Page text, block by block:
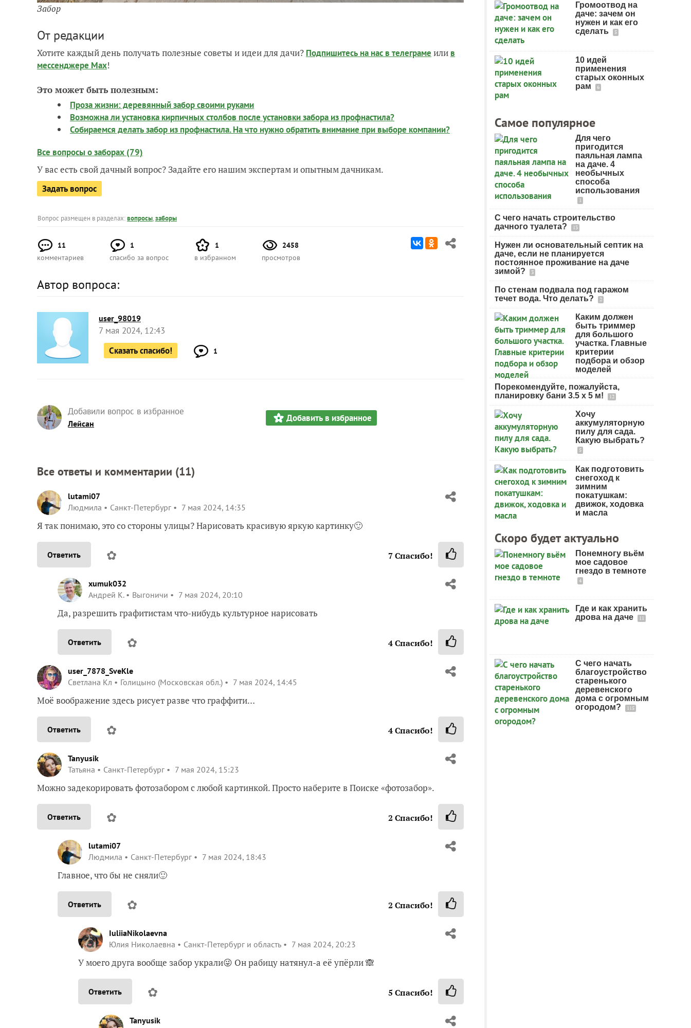
Забор
От редакции
Хотите каждый день получать полезные советы и идеи для дачи? Подпишитесь на нас в телеграме или в
мессенджере Max!
Это может быть полезным:
Проза жизни: деревянный забор своими руками
Возможна ли установка кирпичных столбов после установки забора из профнастила?
Собираемся делать забор из профнастила. На что нужно обратить внимание при выборе компании?
Все вопросы о заборах (79)
У вас есть свой дачный вопрос? Задайте его нашим экспертам и опытным дачникам.
Задать вопрос
Вопрос размещен в разделах:вопросы,заборы
11
комментариев
1
спасибо за вопрос
1
в избранном
2458
просмотров
Автор вопроса:
user_98019
7 мая 2024, 12:43
Сказать спасибо!
1
Добавили вопрос в избранное
Лейсан Добавить в избранное
Все ответы и комментарии (11)
lutami07
Людмила
Санкт-Петербург 7 мая 2024, 14:35
Я так понимаю, это со стороны улицы? Нарисовать красивую яркую картинку🙂
Ответить ✿ 7Спасибо!
xumuk032
Андрей К.
Выгоничи 7 мая 2024, 20:10
Да, разрешить графитистам что-нибудь культурное нарисовать
Ответить ✿ 4Спасибо!
user_7878_SveKle
Светлана Кл
Голицыно (Московская обл.) 7 мая 2024, 14:45
Моё воображение здесь рисует разве что граффити…
Ответить ✿ 4Спасибо!
Tanyusik
Татьяна
Санкт-Петербург 7 мая 2024, 15:23
Можно задекорировать фотозабором с любой картинкой. Просто наберите в Поиске «фотозабор».
Ответить ✿ 2 Спасибо!
lutami07
Людмила
Санкт-Петербург 7 мая 2024, 18:43
Главное, что бы не сняли🙂
Ответить ✿ 2 Спасибо!
IuliiaNikolaevna
Юлия Николаевна
Санкт-Петербург и область 7 мая 2024, 20:23
У моего друга вообще забор украли😜 Он рабицу натянул-а её упёрли 🙈
Ответить ✿ 5 Спасибо!
Tanyusik
Громоотвод на
даче: зачем он
нужен и как его
сделать
5
10 идей
применения
старых оконных
рам
6
Самое популярное
Для чего
пригодится
паяльная лампа
на даче. 4
необычных
способа
использования
1
С чего начать строительство
дачного туалета?
13
Нужен ли основательный септик на
даче, если не планируется
постоянное проживание на даче
зимой?
3
По стенам подвала под гаражом
течет вода. Что делать?
2
Каким должен
быть триммер
для большого
участка. Главные
критерии
подбора и обзор
моделей
Порекомендуйте, пожалуйста,
планировку бани 3.5 х 5 м!
12
Хочу
аккумуляторную
пилу для сада.
Какую выбрать?
5
Как подготовить
снегоход к
зимним
покатушкам:
движок, ходовка
и масла
Скоро будет актуально
Понемногу вьём
мое садовое
гнездо в темноте
4
Где и как хранить
дрова на даче
11
С чего начать
благоустройство
старенького
деревенского
дома с огромным
огородом?
115